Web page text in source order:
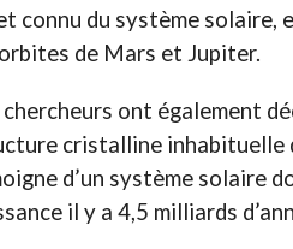
connu du système solaire,
de Mars et Jupiter.
chercheurs ont également
cristalline inhabituelle
d’un système solaire
il y a 4,5 milliards